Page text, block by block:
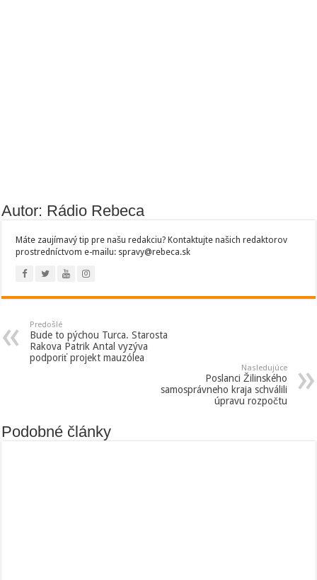
Autor: Rádio Rebeca
Máte zaujímavý tip pre našu redakciu? Kontaktujte našich redaktorov
prostredníctvom e-mailu: spravy@rebeca.sk
Predošlé
Bude to pýchou Turca. Starosta
Rakova Patrik Antal vyzýva
podporiť projekt mauzólea
Nasledujúce
Poslanci Žilinského
samosprávneho kraja schválili
úpravu rozpočtu
Podobné články